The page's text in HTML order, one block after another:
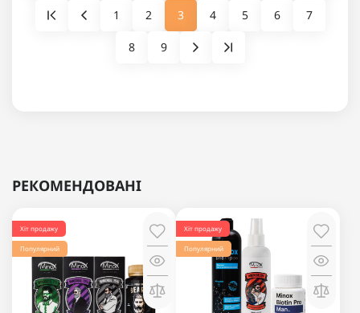
покращують засвоєння поживни..
1 2 3 4 5 6 7
8 9
РЕКОМЕНДОВАНІ
Хіт продажу
Популярний
Хіт продажу
Популярний